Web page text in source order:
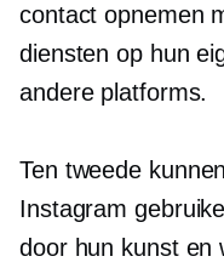
contact opnemen
diensten op hun
andere platforms.
Ten tweede
Instagram
door hun kunst en